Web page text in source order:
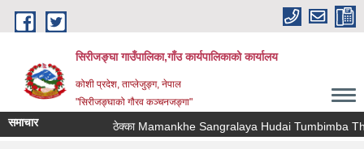
Skip to main content
सिरीजङ्घा गाउँपालिका,गाँउ कार्यपालिकाको कार्यालय
कोशी प्रदेश, ताप्लेजुङ्ग, नेपाल
"सिरीजङ्घाको गौरव कञ्चनजङ्गा"
समाचार ठेक्का Mamankhe Sangralaya Hudai Tumbimba